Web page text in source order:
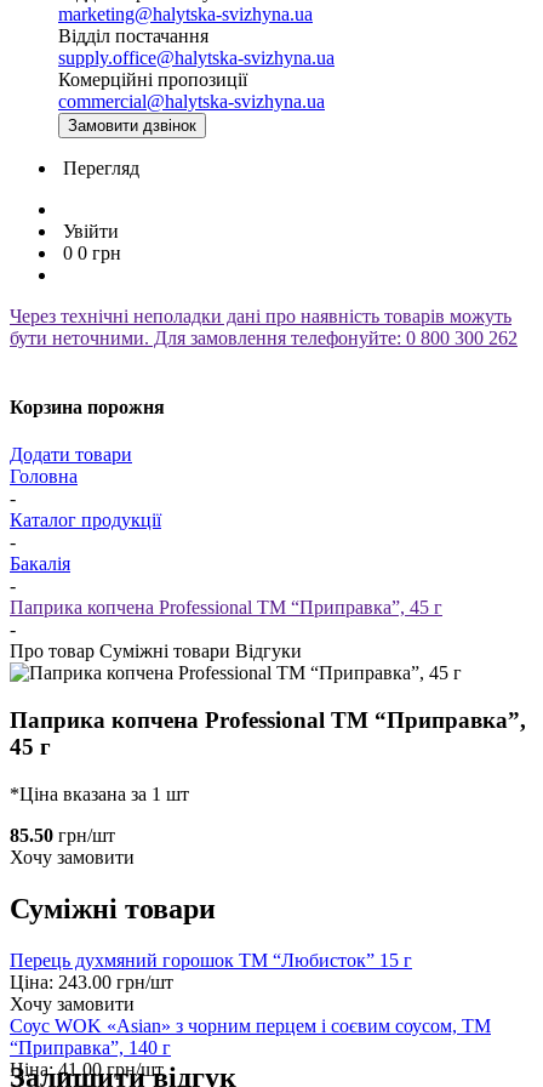
marketing@halytska-svizhyna.ua
Відділ постачання
supply.office@halytska-svizhyna.ua
Комерційні пропозиції
commercial@halytska-svizhyna.ua
Замовити дзвінок
Перегляд
Увійти
0 0 грн
Через технічні неполадки дані про наявність товарів можуть
бути неточними. Для замовлення телефонуйте: 0 800 300 262
Корзина порожня
Додати товари
Головна
-
Каталог продукції
-
Бакалія
-
Паприка копчена Professional ТМ “Приправка”, 45 г
-
Про товар Суміжні товари Відгуки
Паприка копчена Professional ТМ “Приправка”,
45 г
*Ціна вказана за 1 шт
85.50 грн/шт
Хочу замовити
Суміжні товари
Перець духмяний горошок ТМ “Любисток” 15 г
Ціна: 243.00 грн/шт
Хочу замовити
Соус WOK «Asian» з чорним перцем і соєвим соусом, ТМ
“Приправка”, 140 г
Ціна:41.00 грн/шт
Залишити відгук